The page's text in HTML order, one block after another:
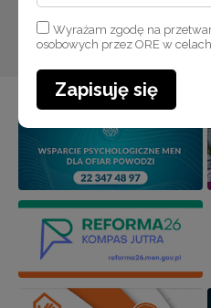
Wyrażam zgodę na
osobowych przez ORE w
Zapisuję się